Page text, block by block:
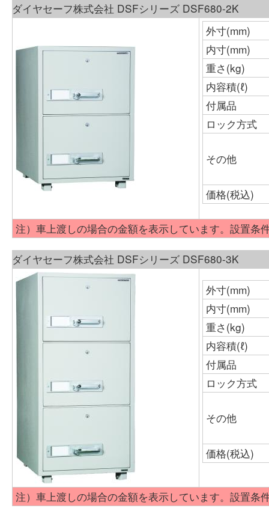
ダイヤセーフ株式会社 DSFシリーズ DSF680-2K
外寸(mm)
内寸(mm)
重さ(kg)
内容積(ℓ)
付属品
ロック方式
その他
価格(税込)
注）車上渡しの場合の金額を表示しています。設置条
ダイヤセーフ株式会社 DSFシリーズ DSF680-3K
外寸(mm)
内寸(mm)
重さ(kg)
内容積(ℓ)
付属品
ロック方式
その他
価格(税込)
注）車上渡しの場合の金額を表示しています。設置条